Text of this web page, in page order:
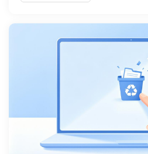
流程，对比了传统本地打开与在线